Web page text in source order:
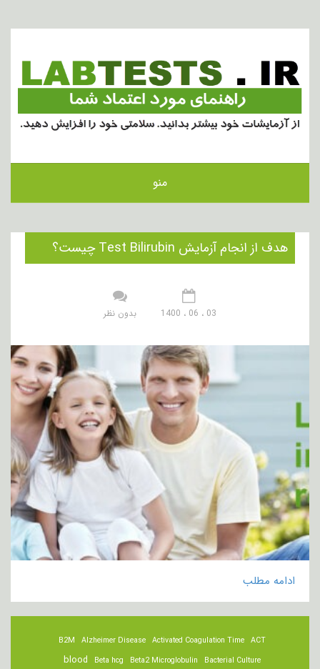
منو
هدف از انجام آزمایش Test Bilirubin چیست؟
03 ، 06 ، 1400 بدون نظر
ادامه مطلب
ACT
Activated Coagulation Time
Alzheimer Disease
B2M
Bacterial Culture
Beta2 Microglobulin
Beta hcg
blood